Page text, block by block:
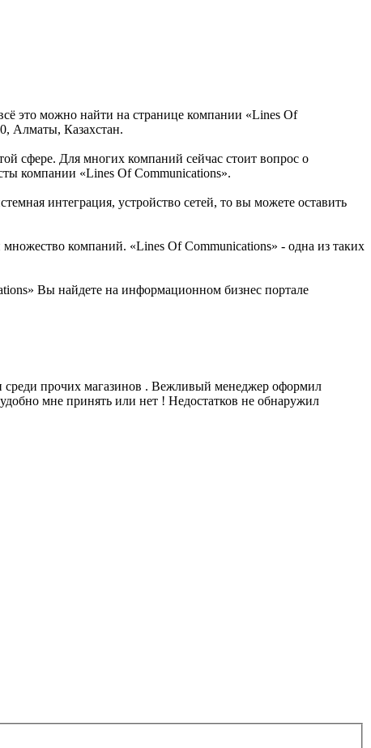
это можно найти на странице компании «Lines Of
Алматы, Казахстан.
сфере. Для многих компаний сейчас стоит вопрос о
компании «Lines Of Communications».
интеграция, устройство сетей, то вы можете оставить
компаний. «Lines Of Communications» - одна из таких
Вы найдете на информационном бизнес портале
среди прочих магазинов . Вежливый менеджер оформил
мне принять или нет ! Недостатков не обнаружил